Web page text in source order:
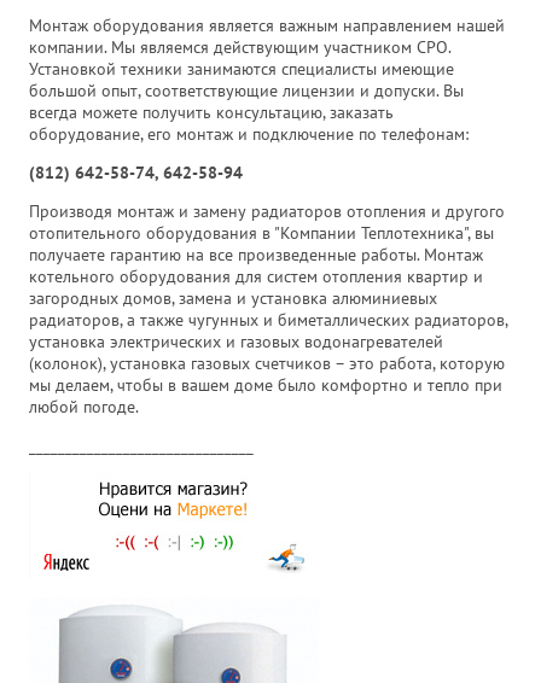
Монтаж оборудования является важным направлением нашей
компании. Мы являемся действующим участником СРО.
Установкой техники занимаются специалисты имеющие
большой опыт, соответствующие лицензии и допуски. Вы
всегда можете получить консультацию, заказать
оборудование, его монтаж и подключение по телефонам:
(812) 642-58-74, 642-58-94
Производя монтаж и замену радиаторов отопления и другого
отопительного оборудования в "Компании Теплотехника", вы
получаете гарантию на все произведенные работы. Монтаж
котельного оборудования для систем отопления квартир и
загородных домов, замена и установка алюминиевых
радиаторов, а также чугунных и биметаллических радиаторов,
установка электрических и газовых водонагревателей
(колонок), установка газовых счетчиков – это работа, которую
мы делаем, чтобы в вашем доме было комфортно и тепло при
любой погоде.